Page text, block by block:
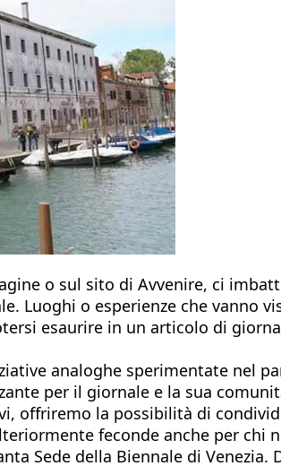
o sul sito di Avvenire, ci
Luoghi o esperienze che vanno
esaurire in un articolo di
analoghe sperimentate nel
per il giornale e la sua
offriremo la possibilità di
feconde anche per chi
Sede della Biennale di Venezia.